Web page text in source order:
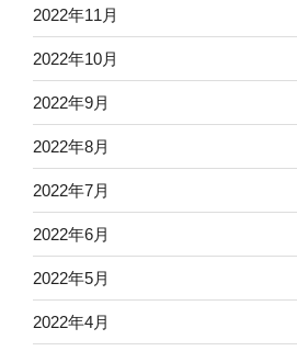
2022年11月
2022年10月
2022年9月
2022年8月
2022年7月
2022年6月
2022年5月
2022年4月